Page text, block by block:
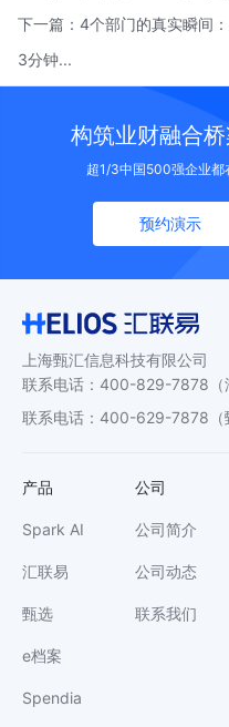
下一篇： 4个部门的真实瞬间
3分钟...
构筑业财融合
超1/3中国500强企业都
预约演示
上海甄汇信息科技有限公司
联系电话 ： 400-829-7878
联系电话 ： 400-629-7878
产品
Spark AI
汇联易
甄选
e档案
Spendia
公司
公司简介
公司动态
联系我们